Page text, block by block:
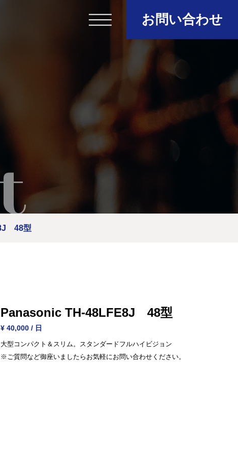
お問い合わせ
48型
Panasonic TH-48LFE8J 48型
¥ 40,000 / 日
大型コンパクト＆スリム。スタンダードフルハイビジョン
※ご質問など御座いましたらお気軽にお問い合わせください。